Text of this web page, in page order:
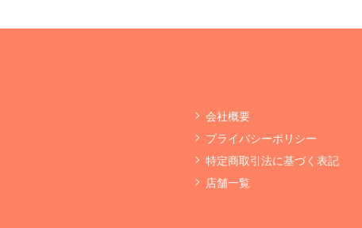
会社概要
プライバシーポリシー
特定商取引法に基づく表記
店舗一覧